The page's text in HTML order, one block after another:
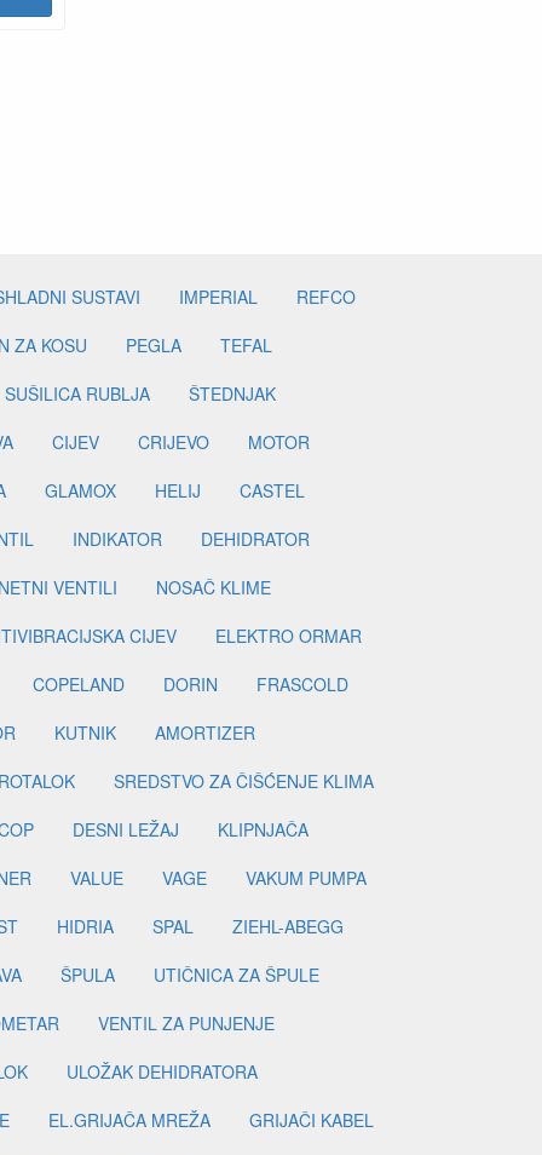
SUSTAVI IMPERIAL
REFCO
ZA KOSU
PEGLA
TEFAL
SUŠILICA RUBLJA
ŠTEDNJAK
CIJEV CRIJEVO
MOTOR
GLAMOX HELIJ
CASTEL
INDIKATOR
DEHIDRATOR
VENTILI
NOSAČ KLIME
CIJEV
ELEKTRO ORMAR
COPELAND
DORIN
FRASCOLD
KUTNIK
AMORTIZER
SREDSTVO ZA ČIŠĆENJE KLIMA
DESNI LEŽAJ
KLIPNJAČA
VALUE VAGE
VAKUM PUMPA
HIDRIA SPAL
ZIEHL-ABEGG
ŠPULA
UTIČNICA ZA ŠPULE
VENTIL ZA PUNJENJE
ULOŽAK DEHIDRATORA
EL.GRIJAČA MREŽA
GRIJAČI KABEL